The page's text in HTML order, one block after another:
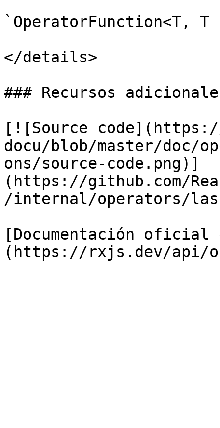
`OperatorFunction<T,
</details>
### Recursos
[![Source
docu/blob/master/
ons/source-code.png)]
(https://github.com/
/internal/operators/
[Documentación